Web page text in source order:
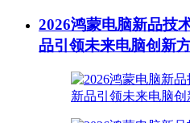
2026鸿蒙电脑新品技
品引领未来电脑创新